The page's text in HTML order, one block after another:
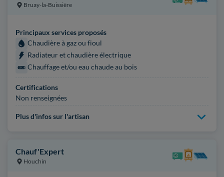
Bruay-la-Buissière
Principaux services proposés
Chaudière à gaz ou fioul
Radiateur et chaudière électrique
Chauffage et/ou eau chaude au bois
Certifications
Non renseignées
Plus d'infos sur l'artisan
Chauf'Expert
Houchin